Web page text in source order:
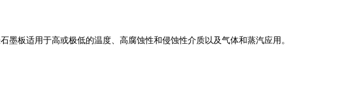
墨板适用于高或极低的温度、高腐蚀性和侵蚀性介质以及气体和蒸汽应用。